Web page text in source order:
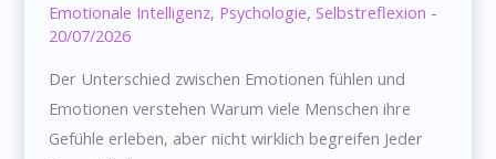
Emotionale Intelligenz, Psychologie,Selbstreflexion -
20/07/2026
Der Unterschied zwischen Emotionen fühlen und
Emotionen verstehen Warum viele Menschen ihre
Gefühle erleben, aber nicht wirklich begreifen Jeder